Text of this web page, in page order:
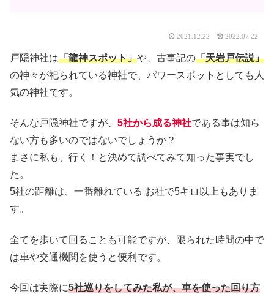
2021.12.22 2022.07.22
戸隠神社は「龍神スポット」や、古事記の「天岩戸伝説」
の神々が祀られている神社で、パワースポットとしても人
気の神社です。
そんな戸隠神社ですが、 5社から成る神社である事は知ら
ない方も多いのではないでしょうか？
まさに私も、行く！と決めて調べてみて知った事実でし
た。
5社の距離は、一番離れている お社で5キロ以上もありま
す。
全てを歩いて回ることも可能ですが、限られた時間の中で
は車や交通機関を使うと便利です。
今回は実際に5社巡りをしてみた私が、車を使った回り方